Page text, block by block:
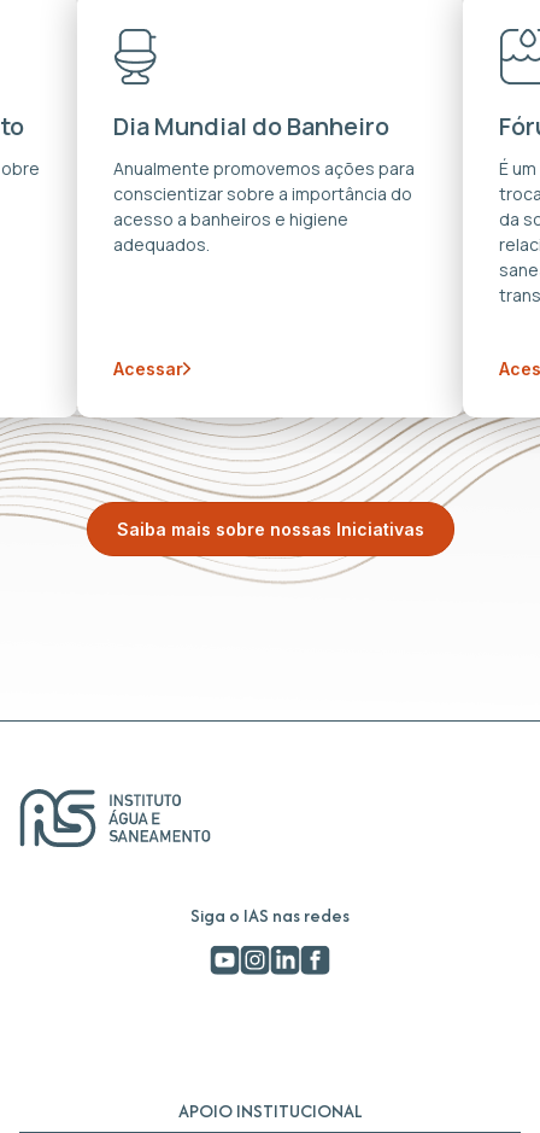
Dia Mundial do Banheiro
Anualmente promovemos ações para
conscientizar sobre a importância do
acesso a banheiros e higiene
adequados.
Acessar
É
da
Saiba mais sobre nossas Iniciativas
Siga o IAS nas redes
APOIO INSTITUCIONAL